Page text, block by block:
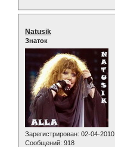
Natusik
Знаток
Зарегистрирован: 02-04-2010
Сообщений: 918